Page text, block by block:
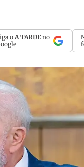
oA TARDE no